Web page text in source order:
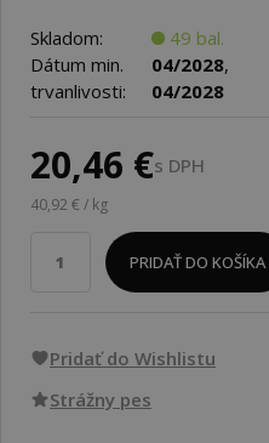
Skladom: 49 bal.
Dátum min.
trvanlivosti:
04/2028,
04/2028
20,46 €s DPH
40,92 € / kg
PRIDAŤ DO KOŠÍKA
Pridať do Wishlistu
Strážny pes